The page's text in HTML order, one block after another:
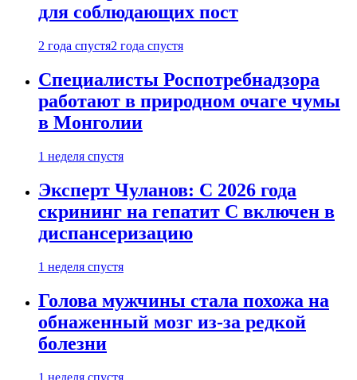
для соблюдающих пост
2 года спустя2 года спустя
Специалисты Роспотребнадзора
работают в природном очаге чумы
в Монголии
1 неделя спустя
Эксперт Чуланов: С 2026 года
скрининг на гепатит С включен в
диспансеризацию
1 неделя спустя
Голова мужчины стала похожа на
обнаженный мозг из-за редкой
болезни
1 неделя спустя